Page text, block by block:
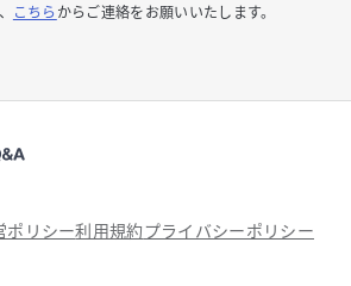
こちら からご連絡をお願いいたします。
ポリシー利用規約プライバシーポリシー